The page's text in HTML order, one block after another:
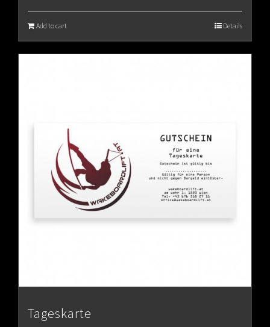
Add to cart Details
Tageskarte